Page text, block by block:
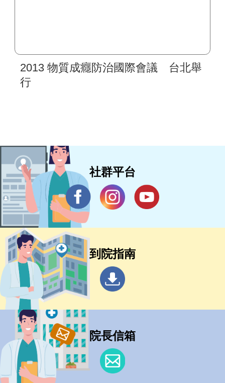
2013 物質成癮防治國際會議 台北舉
行
社群平台
到院指南
院長信箱